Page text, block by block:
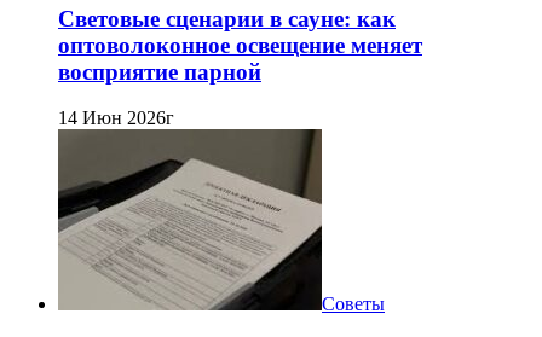
Световые сценарии в сауне: как
оптоволоконное освещение меняет
восприятие парной
14 Июн 2026г
Советы